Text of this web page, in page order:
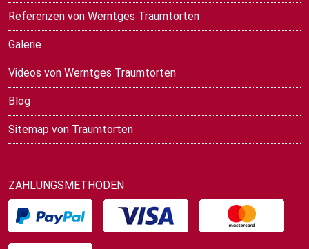
Referenzen von Werntges Traumtorten
Galerie
Videos von Werntges Traumtorten
Blog
Sitemap von Traumtorten
ZAHLUNGSMETHODEN